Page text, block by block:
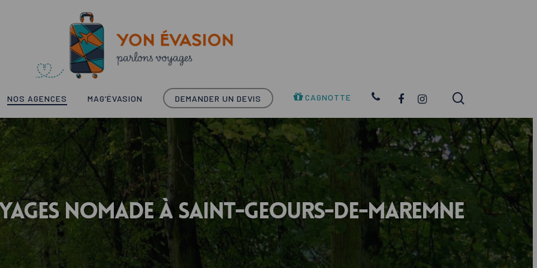
NOS AGENCES MAG’ÉVASION DEMANDER UN DEVIS CAGNOTTE FACEBOOKINSTAGRAM
nomadeà Saint-Geours-de-Maremne